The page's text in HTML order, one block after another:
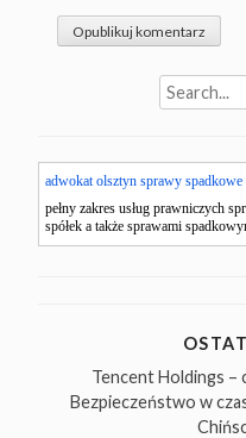
Search
for:
adwokat olsztyn sprawy spadkowe
pełny zakres usług prawniczych
spółek a także sprawami
Tencent Holdings
Bezpieczeństwo w